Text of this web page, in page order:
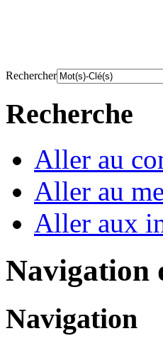
Rechercher
Recherche
Aller au
Aller au
Aller aux
Navigation
Navigation